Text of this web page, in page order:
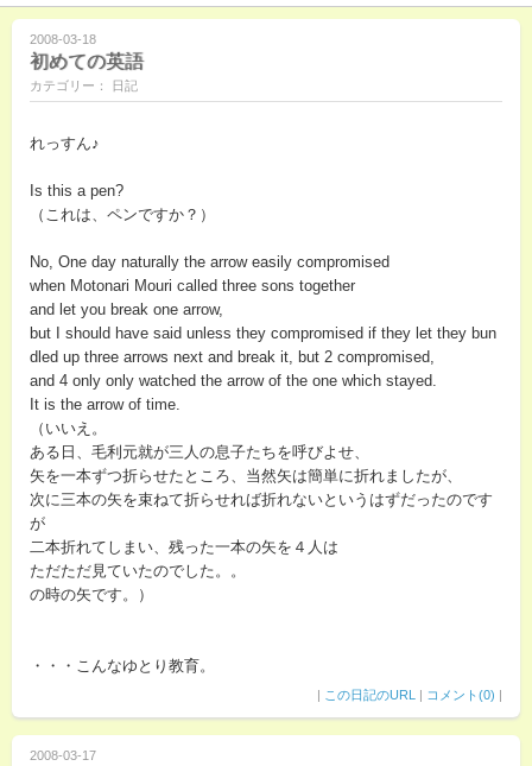
2008-03-18
初めての英語
カテゴリー： 日記
れっすん♪
Is this a pen?
（これは、ペンですか？）
No, One day naturally the arrow easily compromised
when Motonari Mouri called three sons together
and let you break one arrow,
but I should have said unless they compromised if they let they bun
dled up three arrows next and break it, but 2 compromised,
and 4 only only watched the arrow of the one which stayed.
It is the arrow of time.
（いいえ。
ある日、毛利元就が三人の息子たちを呼びよせ、
矢を一本ずつ折らせたところ、当然矢は簡単に折れましたが、
次に三本の矢を束ねて折らせれば折れないというはずだったのです
が
二本折れてしまい、残った一本の矢を４人は
ただただ見ていたのでした。。
の時の矢です。）
・・・こんなゆとり教育。
| この日記のURL | コメント(0) |
2008-03-17